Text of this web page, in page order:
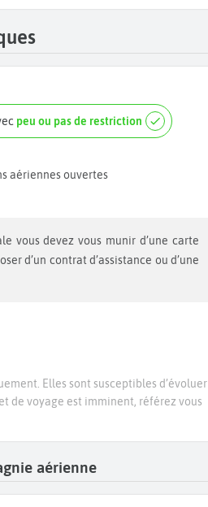
peu ou pas de restriction
aériennes ouvertes
d’un contrat d’assistance ou d’une
Elles sont susceptibles d’évoluer
de voyage est imminent, référez vous
aérienne